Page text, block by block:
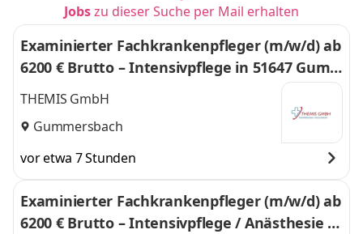
Jobszu dieser Suche per Mail erhalten
Examinierter Fachkrankenpfleger (m/w/d) ab
6200 € Brutto – Intensivpflege in 51647 Gum
mersbach
THEMIS GmbH
Gummersbach
vor etwa 7 Stunden
Examinierter Fachkrankenpfleger (m/w/d) ab
6200 € Brutto – Intensivpflege / Anästhesie in